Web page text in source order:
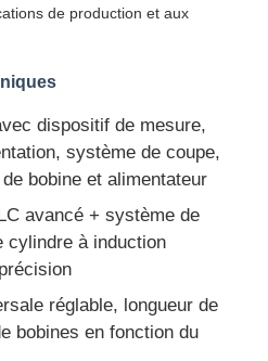
extrusion
de production et aux
dispositif de mesure,
système de coupe,
bobine et alimentateur
avancé + système de
cylindre à induction
réglable, longueur de
bobines en fonction du